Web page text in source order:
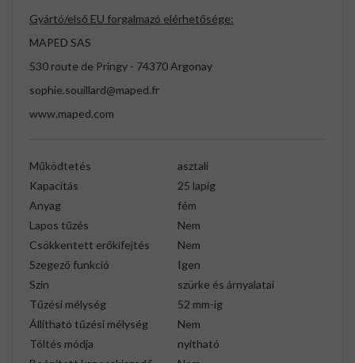
Gyártó/első EU forgalmazó elérhetősége:
MAPED SAS
530 route de Pringy - 74370 Argonay
sophie.souillard@maped.fr
www.maped.com
Működtetés
asztali
Kapacitás
25 lapig
Anyag
fém
Lapos tűzés
Nem
Csökkentett erőkifejtés
Nem
Szegező funkció
Igen
Szín
szürke és árnyalatai
Tűzési mélység
52 mm-ig
Állítható tűzési mélység
Nem
Töltés módja
nyitható